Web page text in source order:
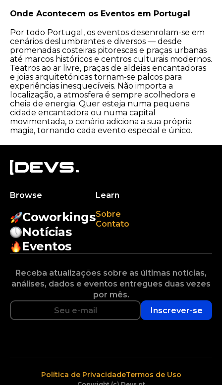
Onde Acontecem os Eventos em Portugal
Por todo Portugal, os eventos desenrolam-se em
cenários deslumbrantes e diversos — desde
promenadas costeiras pitorescas e praças urbanas
até marcos históricos e centros culturais modernos.
Teatros ao ar livre, praças de aldeias encantadoras
e joias arquitetónicas tornam-se palcos para
experiências inesquecíveis. Não importa a
localização, a atmosfera é sempre acolhedora e
cheia de energia. Quer esteja numa pequena
cidade encantadora ou numa capital
movimentada, o cenário adiciona a sua própria
magia, tornando cada evento especial e único.
Browse
Coworkings
Notícias
Eventos
Learn
Sobre
Contato
Receba atualizações sobre as últimas notícias,
análises, dados e eventos entregues duas vezes
por mês.
Inscrever-se
Política de PrivacidadeTermos de Uso